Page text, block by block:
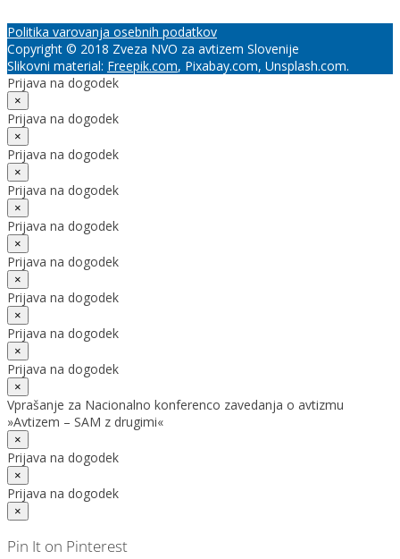
Politika varovanja osebnih podatkov
Copyright © 2018 Zveza NVO za avtizem Slovenije
Slikovni material: Freepik.com, Pixabay.com, Unsplash.com.
Prijava na dogodek
×
Prijava na dogodek
×
Prijava na dogodek
×
Prijava na dogodek
×
Prijava na dogodek
×
Prijava na dogodek
×
Prijava na dogodek
×
Prijava na dogodek
×
Prijava na dogodek
×
Vprašanje za Nacionalno konferenco zavedanja o avtizmu
»Avtizem – SAM z drugimi«
×
Prijava na dogodek
×
Prijava na dogodek
×
Pin It on Pinterest